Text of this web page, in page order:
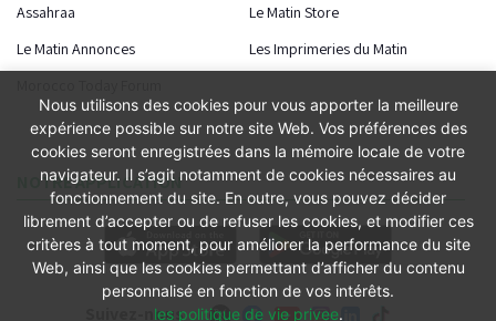
Suivez-nous
Assahraa
Le Matin Store
Le Matin Annonces
Les Imprimeries du Matin
NOTRE APPLICATION
Nous utilisons des cookies pour vous apporter la meilleure
expérience possible sur notre site Web. Vos préférences des
cookies seront enregistrées dans la mémoire locale de votre
navigateur. Il s’agit notamment de cookies nécessaires au
fonctionnement du site. En outre, vous pouvez décider
librement d’accepter ou de refuser les cookies, et modifier ces
critères à tout moment, pour améliorer la performance du site
Web, ainsi que les cookies permettant d’afficher du contenu
personnalisé en fonction de vos intérêts.
les politique de vie privee.